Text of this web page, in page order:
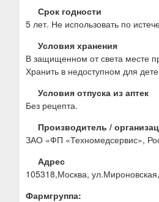
Срок годности
5 лет. Не использовать по
Условия хранения
В защищенном от света месте
Хранить в недоступном для
Условия отпуска из аптек
Без рецепта.
Производитель /
ЗАО «ФП «Техномедсервис»,
Адрес
105318,Москва,
Фармгруппа: